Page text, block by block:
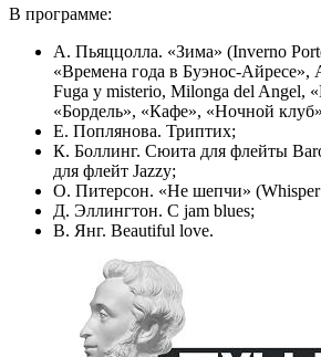
В программе:
А. Пьяццолла. «Зима» (Inverno
«Времена года в Буэнос-Айресе»,
Fuga y misterio, Milonga del Angel,
«Бордель», «Кафе», «Ночной
Е. Поплянова. Триптих;
К. Боллинг. Сюита для флейты
для флейт Jazzy;
О. Питерсон. «Не шепчи» (Whisper
Д. Эллингтон. C jam blues;
В. Янг. Beautiful love.